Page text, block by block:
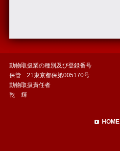
動物取扱業の種別及び登録番号
保管 21東京都保第005170号
動物取扱責任者
乾 輝
HOME